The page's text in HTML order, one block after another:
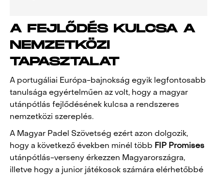
A FEJLŐDÉS KULCSA A
NEMZETKÖZI
TAPASZTALAT
A portugáliai Európa-bajnokság egyik legfontosabb
tanulsága egyértelműen az volt, hogy a magyar
utánpótlás fejlődésének kulcsa a rendszeres
nemzetközi szereplés.
A Magyar Padel Szövetség ezért azon dolgozik,
hogy a következő években minél több FIP Promises
utánpótlás-verseny érkezzen Magyarországra,
illetve hogy a junior játékosok számára elérhetőbbé